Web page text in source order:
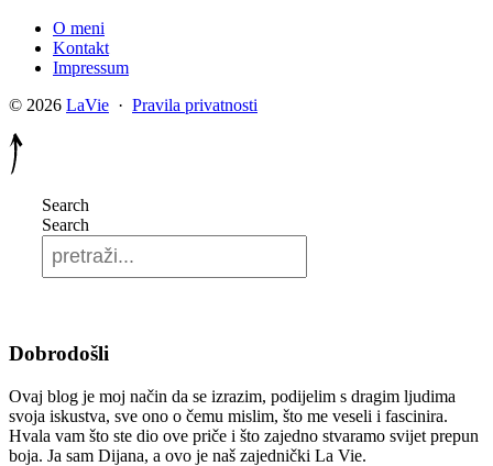
O meni
Kontakt
Impressum
© 2026 LaVie · Pravila privatnosti
Search
Search
Dobrodošli
Ovaj blog je moj način da se izrazim, podijelim s dragim ljudima
svoja iskustva, sve ono o čemu mislim, što me veseli i fascinira.
Hvala vam što ste dio ove priče i što zajedno stvaramo svijet prepun
boja. Ja sam Dijana, a ovo je naš zajednički La Vie.